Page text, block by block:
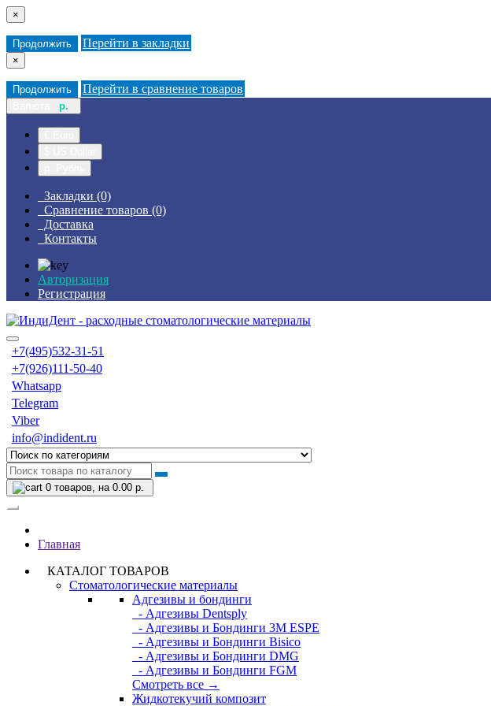
×
Продолжить Перейти в закладки
×
Продолжить Перейти в сравнение товаров
р.
Закладки (0)
Сравнение товаров (0)
Доставка
Контакты
Авторизация
Регистрация
+7(495)532-31-51
+7(926)111-50-40
Whatsapp
Telegram
Viber
info@indident.ru
0 товаров, на 0.00 р.
Главная
КАТАЛОГ ТОВАРОВ
Стоматологические материалы
Адгезивы и бондинги
- Адгезивы Dentsply
- Адгезивы и Бондинги 3M ESPE
- Адгезивы и Бондинги Bisico
- Адгезивы и Бондинги DMG
- Адгезивы и Бондинги FGM
Смотреть все →
Жидкотекучий композит